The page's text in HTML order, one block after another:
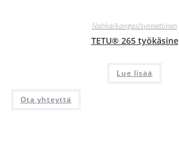
Nahka/kangas/synteettinen
TETU® 265 työkäsine
Lue lisää
Ota yhteyttä